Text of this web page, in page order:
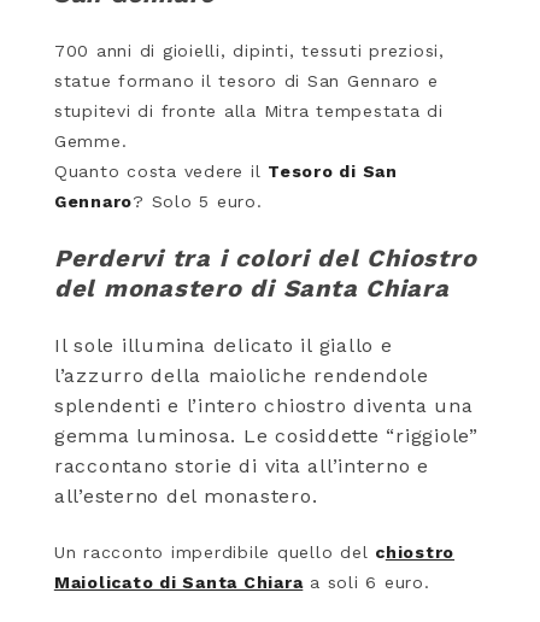
700 anni di gioielli, dipinti, tessuti preziosi,
statue formano il tesoro di San Gennaro e
stupitevi di fronte alla Mitra tempestata di
Gemme.
Quanto costa vedere il Tesoro di San
Gennaro? Solo 5 euro.
Perdervi tra i colori del Chiostro
del monastero di Santa Chiara
Il sole illumina delicato il giallo e
l’azzurro della maioliche rendendole
splendenti e l’intero chiostro diventa una
gemma luminosa. Le cosiddette “riggiole”
raccontano storie di vita all’interno e
all’esterno del monastero.
Un racconto imperdibile quello del chiostro
Maiolicato di Santa Chiaraa soli 6 euro.